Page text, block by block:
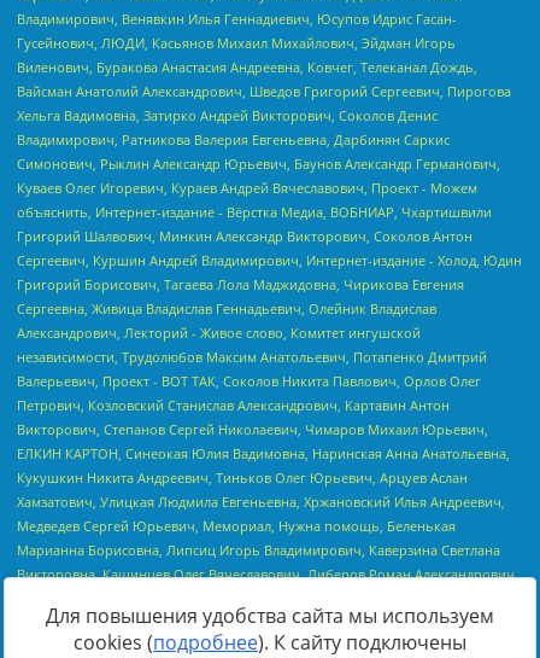
Для повышения удобства сайта мы используем
cookies (подробнее). К сайту подключены